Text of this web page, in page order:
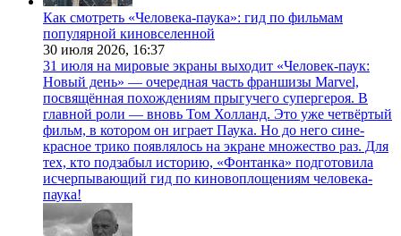
Как смотреть «Человека-паука»: гид по фильмам
популярной киновселенной
30 июля 2026, 16:37
31 июля на мировые экраны выходит «Человек-паук:
Новый день» — очередная часть франшизы Marvel,
посвящённая похождениям прыгучего супергероя. В
главной роли — вновь Том Холланд. Это уже четвёртый
фильм, в котором он играет Паука. Но до него сине-
красное трико появлялось на экране множество раз. Для
тех, кто подзабыл историю, «Фонтанка» подготовила
исчерпывающий гид по киновоплощениям человека-
паука!